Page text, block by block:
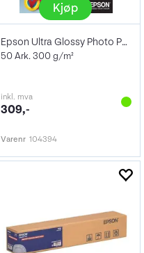
Kjøp
Epson Ultra Glossy Photo Paper 13x18cm
50 Ark. 300 g/m²
inkl. mva
309,-
Varenr 104394